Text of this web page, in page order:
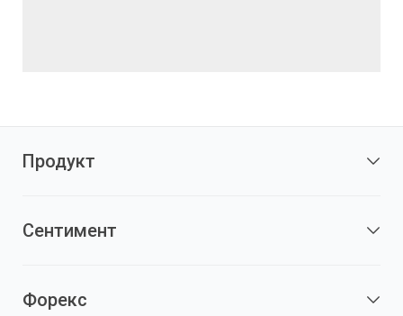
Продукт
Сентимент
Форекс